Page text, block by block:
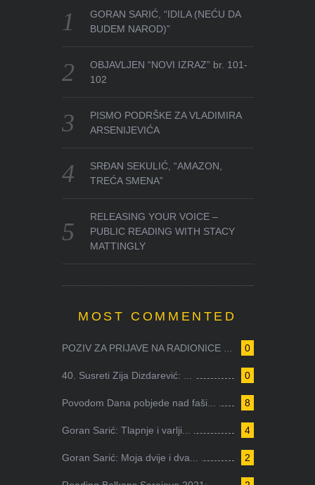
GORAN SARIĆ, “IDILA (NEĆU DA
BUDEM NAROD)”
OBJAVLJEN “NOVI IZRAZ” br. 101-
102
PISMO PODRŠKE ZA VLADIMIRA
ARSENIJEVIĆA
SRĐAN SEKULIĆ, “AMAZON,
TREĆA SMENA”
RELEASING YOUR VOICE –
PUBLIC READING WITH STACY
MATTINGLY
MOST COMMENTED
0
POZIV ZA PRIJAVE NA RADIONICE ...
0
40. Susreti Zija Dizdarević: ...
8
Povodom Dana pobjede nad faši...
4
Goran Sarić: Tlapnje i varlji...
2
Goran Sarić: Moja dvije i dva...